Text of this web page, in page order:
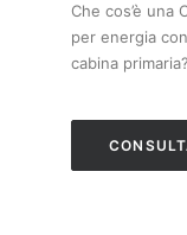
Che cos’è una
per energia
cabina primaria?